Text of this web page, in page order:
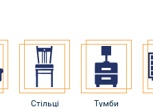
Стільці Тумби